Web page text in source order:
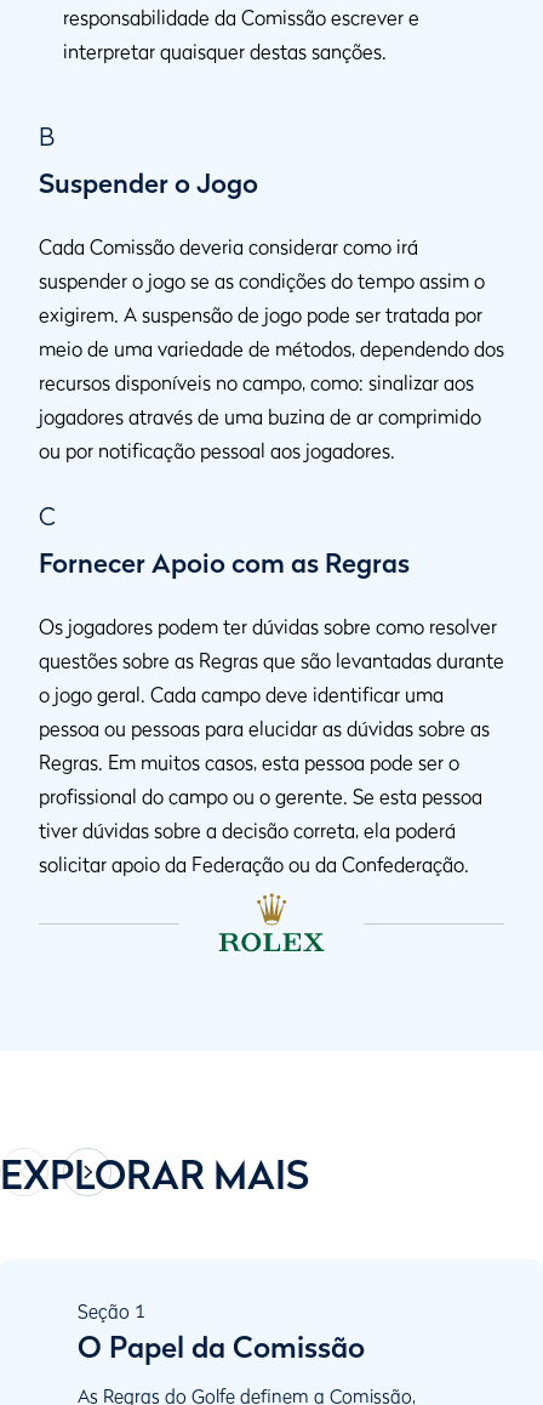
responsabilidade da Comissão escrever e
interpretar quaisquer destas sanções.
B
Suspender o Jogo
Cada Comissão deveria considerar como irá
suspender o jogo se as condições do tempo assim o
exigirem. A suspensão de jogo pode ser tratada por
meio de uma variedade de métodos, dependendo dos
recursos disponíveis no campo, como: sinalizar aos
jogadores através de uma buzina de ar comprimido
ou por notificação pessoal aos jogadores.
C
Fornecer Apoio com as Regras
Os jogadores podem ter dúvidas sobre como resolver
questões sobre as Regras que são levantadas durante
o jogo geral. Cada campo deve identificar uma
pessoa ou pessoas para elucidar as dúvidas sobre as
Regras. Em muitos casos, esta pessoa pode ser o
profissional do campo ou o gerente. Se esta pessoa
tiver dúvidas sobre a decisão correta, ela poderá
solicitar apoio da Federação ou da Confederação.
EXPLORAR MAIS
Seção 1
O Papel da Comissão
As Regras do Golfe definem a Comissão,